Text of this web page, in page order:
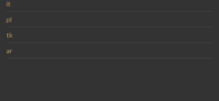
it
pl
tk
ar